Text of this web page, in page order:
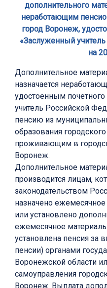
дополнительного
неработающим
город Воронеж,
«Заслуженный
на
Дополнительное
назначается
удостоенным
учитель Российской
пенсию из
образования
проживающим в
Воронеж.
Дополнительное
производится лицам,
законодательством
назначено
или установлено
ежемесячное
установлена пенсия за
пенсии) органами
Воронежской области
самоуправления
Воронеж. Выплата